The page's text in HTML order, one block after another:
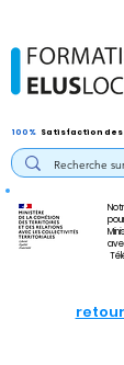
100% Satisfaction des